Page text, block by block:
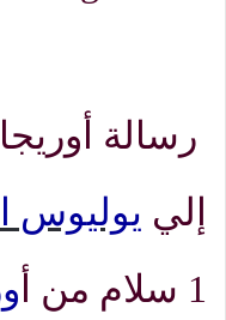
رسالة
إلي يوليوس
1 سلام من